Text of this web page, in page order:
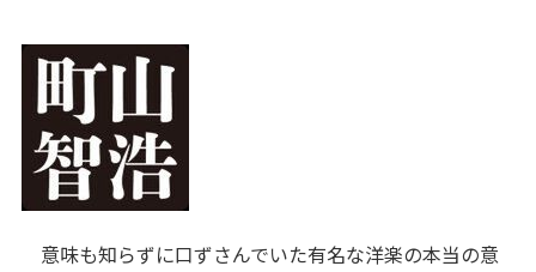
意味も知らずに口ずさんでいた有名な洋楽の本当の意